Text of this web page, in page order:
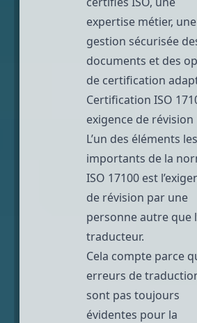
expertise métier, une
gestion sécurisée
documents et des
de certification
Certification ISO
exigence de révision
L’un des éléments
importants de la
ISO 17100 est
de révision par une
personne autre que
traducteur.
Cela compte parce
erreurs de
sont pas toujours
évidentes pour la